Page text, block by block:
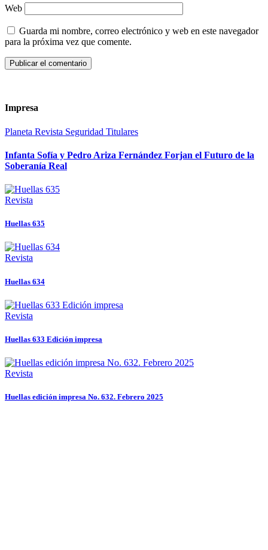
Web
Guarda mi nombre, correo electrónico y web en este navegador
para la próxima vez que comente.
Impresa
Planeta Revista Seguridad Titulares
Infanta Sofía y Pedro Ariza Fernández Forjan el Futuro de la
Soberanía Real
Revista
Huellas 635
Revista
Huellas 634
Revista
Huellas 633 Edición impresa
Revista
Huellas edición impresa No. 632. Febrero 2025